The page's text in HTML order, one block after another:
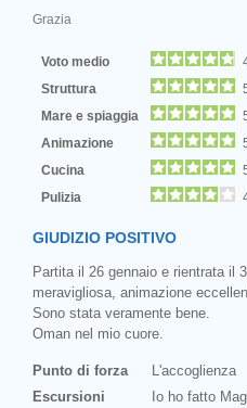
Grazia
Voto medio
Struttura
Mare e spiaggia
Animazione
Cucina
Pulizia
GIUDIZIO POSITIVO
Partita il 26 gennaio e rientrata il
meravigliosa, animazione
Sono stata veramente bene.
Oman nel mio cuore.
Punto di forza
L'accoglienza
Escursioni
Io ho fatto